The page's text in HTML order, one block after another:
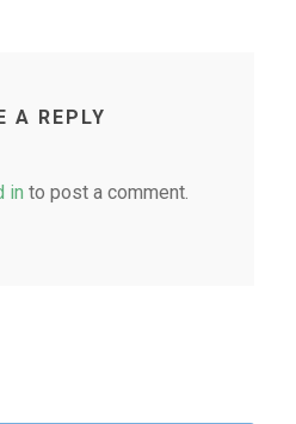
A REPLY
in to post a comment.